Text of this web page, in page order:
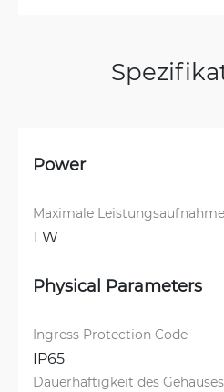
Power
Maximale Leistungsaufnahme
1 W
Physical Parameters
Ingress Protection Code
IP65
Dauerhaftigkeit des Gehäuses